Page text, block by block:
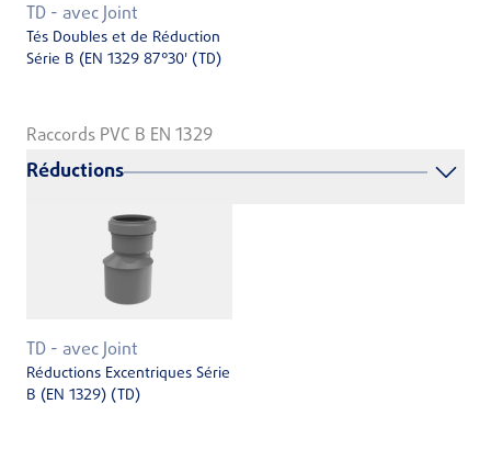
TD - avec Joint
Tés Doubles et de Réduction
Série B (EN 1329 87°30' (TD)
Raccords PVC B EN 1329
Réductions
TD - avec Joint
Réductions Excentriques Série
B (EN 1329) (TD)